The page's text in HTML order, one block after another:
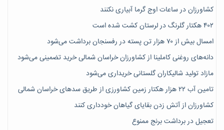
کشاورزان در ساعات اوج گرما آبیاری نکنند
۴۰۲ هکتار گلرنگ در لرستان کشت شده است
امسال بیش از ۷۰ هزار تن پسته در رفسنجان برداشت می‌شود
دانه‌های روغنی کاملینا از کشاورزان خراسان شمالی خرید تضمینی می‌شود
مازاد تولید شالیکاران گلستانی خریداری می‌شود
تامین آب ۲۲ هزار هکتار زمین کشاورزی از طریق سدهای خراسان شمالی
کشاورزان از آتش زدن بقایای گیاهان خودداری کنند
تعجیل در برداشت برنج ممنوع